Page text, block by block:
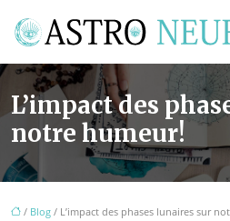
L’impact des
notre humeur!
/ Blog / L’impact des phases lunaires sur